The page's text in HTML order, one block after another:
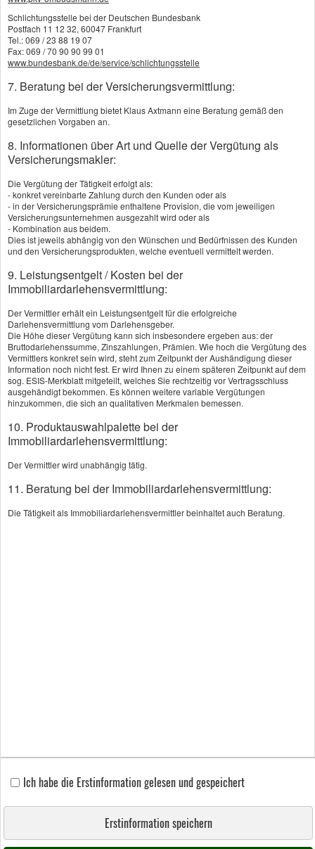
verschuldet. Je nach Anbieter und Tarif gilt Rundum-Schutz
weltweit für alle Arten von Risiken, denen Ihre
Transportgüter ausgesetzt sind.
Vergleich und Angebot
Transportversicherung
Wir erstellen Ihnen gerne ein Vergleichsangebot.
An­ge­bot an­for­dern
Impressum
Rechtliche Hinweise
Datenschutz
Schlichtungsstelle bei der Deutschen Bundesbank
Postfach 11 12 32, 60047 Frankfurt
Tel.: 069 / 23 88 19 07
Fax: 069 / 70 90 90 99 01
www.bundesbank.de/de/service/schlichtungsstelle
7. Beratung bei der Versicherungsvermittlung:
Im Zuge der Vermittlung bietet Klaus Axtmann eine Beratung gemäß den
gesetzlichen Vorgaben an.
8. Informationen über Art und Quelle der Vergütung als
Versicherungsmakler:
Die Vergütung der Tätigkeit erfolgt als:
- konkret vereinbarte Zahlung durch den Kunden oder als
- in der Versicherungsprämie enthaltene Provision, die vom jeweiligen
Versicherungsunternehmen ausgezahlt wird oder als
- Kombination aus beidem.
Dies ist jeweils abhängig von den Wünschen und Bedürfnissen des Kunden
und den Versicherungsprodukten, welche eventuell vermittelt werden.
9. Leistungsentgelt / Kosten bei der
Immobiliardarlehensvermittlung:
Der Vermittler erhält ein Leistungsentgelt für die erfolgreiche
Darlehensvermittlung vom Darlehensgeber.
Die Höhe dieser Vergütung kann sich insbesondere ergeben aus: der
Bruttodarlehenssumme, Zinszahlungen, Prämien. Wie hoch die Vergütung des
Vermittlers konkret sein wird, steht zum Zeitpunkt der Aushändigung dieser
Information noch nicht fest. Er wird Ihnen zu einem späteren Zeitpunkt auf dem
sog. ESIS-Merkblatt mitgeteilt, welches Sie rechtzeitig vor Vertragsschluss
ausgehändigt bekommen. Es können weitere variable Vergütungen
hinzukommen, die sich an qualitativen Merkmalen bemessen.
10. Produktauswahlpalette bei der
Immobiliardarlehensvermittlung:
Der Vermittler wird unabhängig tätig.
11. Beratung bei der Immobiliardarlehensvermittlung:
Die Tätigkeit als Immobiliardarlehensvermittler beinhaltet auch Beratung.
Ich habe die Erstinformation gelesen und gespeichert
Erstinformation speichern